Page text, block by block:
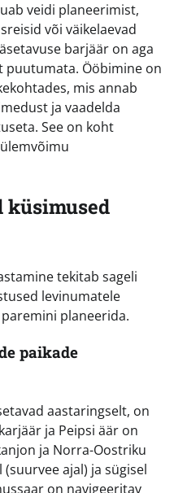
veidi planeerimist,
või väikelaevad
barjäär on aga
Ööbimine on
mis annab
ja vaadelda
See on koht
küsimused
tekitab sageli
levinumatele
planeerida.
paikade
aastaringselt, on
ja Peipsi äär on
ja Norra-Oostriku
ajal) ja sügisel
on navigeeritav